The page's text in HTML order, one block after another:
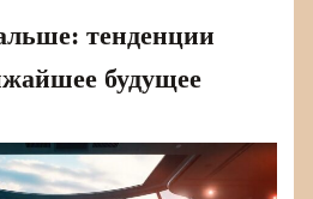
тенденции
будущее